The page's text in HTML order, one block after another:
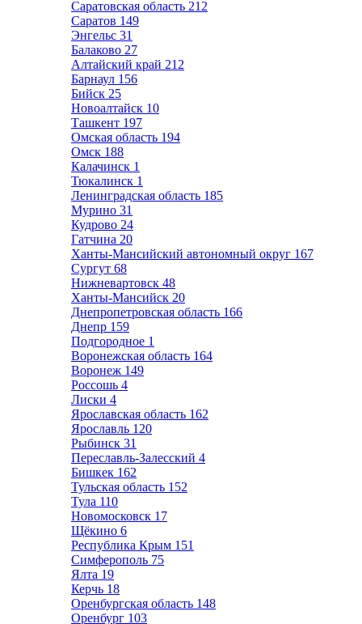
Саратовская область 212
Саратов 149
Энгельс 31
Балаково 27
Алтайский край 212
Барнаул 156
Бийск 25
Новоалтайск 10
Ташкент 197
Омская область 194
Омск 188
Калачинск 1
Тюкалинск 1
Ленинградская область 185
Мурино 31
Кудрово 24
Гатчина 20
Ханты-Мансийский автономный округ 167
Сургут 68
Нижневартовск 48
Ханты-Мансийск 20
Днепропетровская область 166
Днепр 159
Подгородное 1
Воронежская область 164
Воронеж 149
Россошь 4
Лиски 4
Ярославская область 162
Ярославль 120
Рыбинск 31
Переславль-Залесский 4
Бишкек 162
Тульская область 152
Тула 110
Новомосковск 17
Щёкино 6
Республика Крым 151
Симферополь 75
Ялта 19
Керчь 18
Оренбургская область 148
Оренбург 103